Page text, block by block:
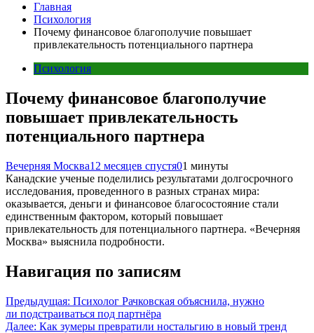
Главная
Психология
Почему финансовое благополучие повышает
привлекательность потенциального партнера
Психология
Почему финансовое благополучие
повышает привлекательность
потенциального партнера
Вечерняя Москва12 месяцев спустя01 минуты
Канадские ученые поделились результатами долгосрочного
исследования, проведенного в разных странах мира:
оказывается, деньги и финансовое благосостояние стали
единственным фактором, который повышает
привлекательность для потенциального партнера. «Вечерняя
Москва» выяснила подробности.
Навигация по записям
Предыдущая: Психолог Рачковская объяснила, нужно
ли подстраиваться под партнёра
Далее: Как зумеры превратили ностальгию в новый тренд